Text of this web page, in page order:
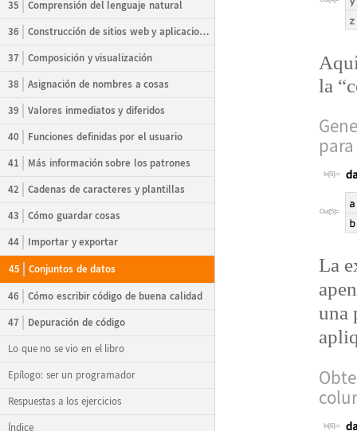
35
Comprensión del lenguaje natural
36
Construcción de sitios web y aplicaciones
37
Composición y visualización
38
Asignación de nombres a cosas
39
Valores inmediatos y diferidos
40
Funciones definidas por el usuario
41
Más información sobre los patrones
42
Cadenas de caracteres y plantillas
43
Cómo guardar cosas
44
Importar y exportar
45
Conjuntos de datos
46
Cómo escribir código de buena calidad
47
Depuración de código
Lo que no se vio en el libro
Epílogo: ser un programador
Respuestas a los ejercicios
Índice
Aqu
la “
In[5]:=
Out[5]=
La
una
In[6]:=